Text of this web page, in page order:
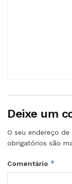
Deixe um
O seu endereço
obrigatórios são
Comentário *